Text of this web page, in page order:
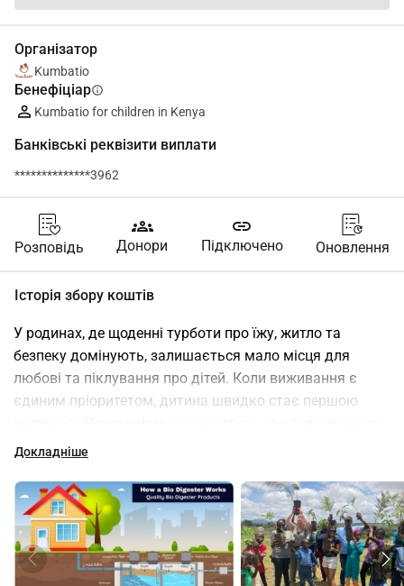
Організатор
Kumbatio
Бенефіціарinfo
Kumbatio for children in Kenya
Банківські реквізити виплати
**************3962
Розповідь
groups
Донори
link
Підключено Оновлення
Історія збору коштів
У родинах, де щоденні турботи про їжу, житло та
безпеку домінують, залишається мало місця для
любові та піклування про дітей. Коли виживання є
єдиним пріоритетом, дитина швидко стає першою
для багатьох дітей щоденною реальністю. У такому
правової системи, а бідність панує, надання допомоги
є складним завданням. Але все ж саме там Фонд
Kumbatio щодня віддається своїй справі. З терпінням,
наполегливістю та любов'ю ми намагаємося дати
дітям нову надію на майбутнє.
Докладніше